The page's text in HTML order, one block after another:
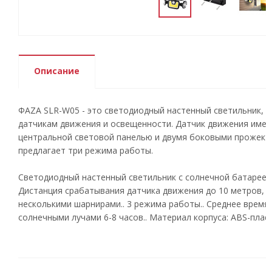
Описание
ФАZА SLR-W05 - это светодиодный настенный
датчикам движения и освещенности. Датчик движения
центральной световой панелью и двумя боковыми
предлагает три режима работы.
Светодиодный настенный светильник с солнечной
Дистанция срабатывания датчика движения до 10
несколькими шарнирами.. 3 режима работы.. Среднее
солнечными лучами 6-8 часов.. Материал корпуса: ABS-